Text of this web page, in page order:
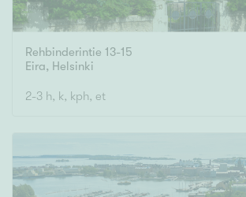
Rehbinderintie 13-15
Eira, Helsinki
2-3 h, k, kph, et